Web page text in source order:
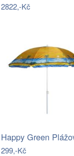
2822,-Kč
299,-Kč